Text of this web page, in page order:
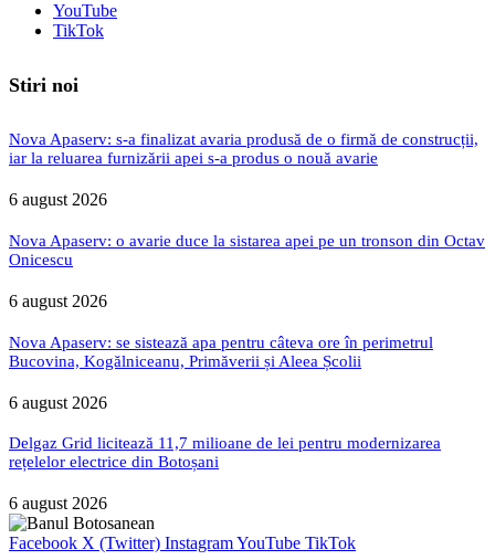
YouTube
TikTok
Stiri noi
Nova Apaserv: s-a finalizat avaria produsă de o firmă de construcții,
iar la reluarea furnizării apei s-a produs o nouă avarie
6 august 2026
Nova Apaserv: o avarie duce la sistarea apei pe un tronson din Octav
Onicescu
6 august 2026
Nova Apaserv: se sistează apa pentru câteva ore în perimetrul
Bucovina, Kogălniceanu, Primăverii și Aleea Școlii
6 august 2026
Delgaz Grid licitează 11,7 milioane de lei pentru modernizarea
rețelelor electrice din Botoșani
6 august 2026
Facebook X (Twitter) InstagramYouTube TikTok